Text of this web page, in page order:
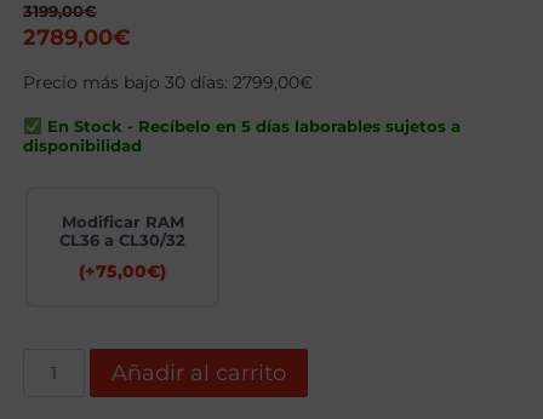
3199,00€
El
original
era:
3199,00€.
2789,00€
actual
es:
2789,00€.
Precio más bajo 30 días:2799,00€
En Stock - Recíbelo en 5 días laborables sujetos a
disponibilidad
Modificar RAM
CL36 a CL30/32
(+75,00€)
Añadir al carrito